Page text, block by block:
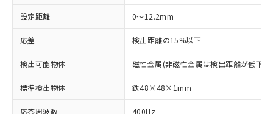
設定距離 0～12.2mm
応差 検出距離の15%以下
検出可能物体 磁性金属(非磁性金属は検出距離が低下し
標準検出物体 鉄48×48×1mm
応答周波数 400Hz